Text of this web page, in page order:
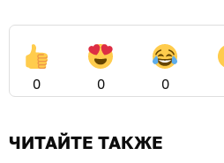
0 0 0
ЧИТАЙТЕ ТАКЖЕ